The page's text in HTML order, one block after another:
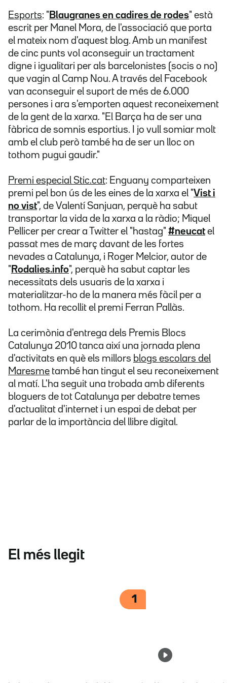
Esports: " Blaugranes en cadires de rodes" està
escrit per Manel Mora, de l'associació que porta
el mateix nom d'aquest blog. Amb un manifest
de cinc punts vol aconseguir un tractament
digne i igualitari per als barcelonistes (socis o no)
que vagin al Camp Nou. A través del Facebook
van aconseguir el suport de més de 6.000
persones i ara s'emporten aquest reconeixement
de la gent de la xarxa. "El Barça ha de ser una
fàbrica de somnis esportius. I jo vull somiar molt
amb el club però també ha de ser un lloc on
tothom pugui gaudir."
Premi especial Stic.cat: Enguany comparteixen
premi pel bon ús de les eines de la xarxa el "Vist i
no vist", de Valentí Sanjuan, perquè ha sabut
transportar la vida de la xarxa a la ràdio; Miquel
Pellicer per crear a Twitter el "hastag" #neucat el
passat mes de març davant de les fortes
nevades a Catalunya, i Roger Melcior, autor de
" Rodalies.info", perquè ha sabut captar les
necessitats dels usuaris de la xarxa i
materialitzar-ho de la manera més fàcil per a
tothom. Ha recollit el premi Ferran Pallàs.
La cerimònia d'entrega dels Premis Blocs
Catalunya 2010 tanca així una jornada plena
d'activitats en què els millors blogs escolars del
Maresme també han tingut el seu reconeixement
al matí. L'ha seguit una trobada amb diferents
bloguers de tot Catalunya per debatre temes
d'actualitat d'internet i un espai de debat per
parlar de la importància del llibre digital.
El més llegit
1